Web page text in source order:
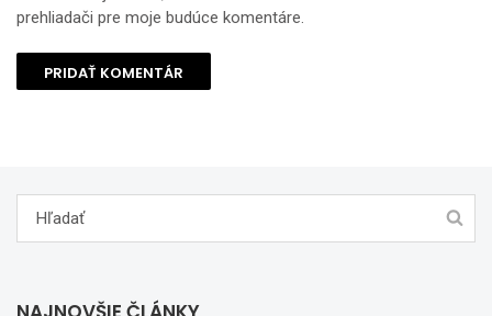
prehliadači pre moje budúce komentáre.